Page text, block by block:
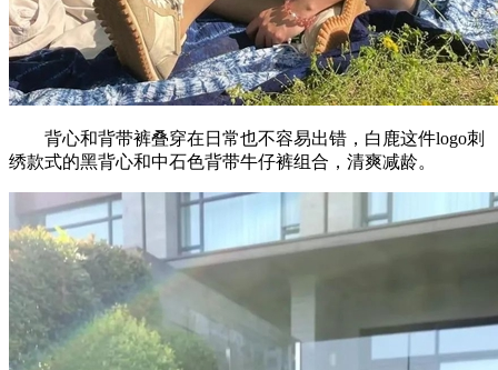
背心和背带裤叠穿在日常也不容易出错，白鹿这件logo刺
绣款式的黑背心和中石色背带牛仔裤组合，清爽减龄。